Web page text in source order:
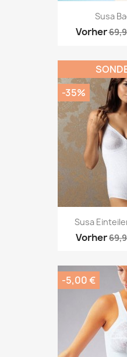
Susa
Vorher
Susa
Vorher
-35%
-5,00 €